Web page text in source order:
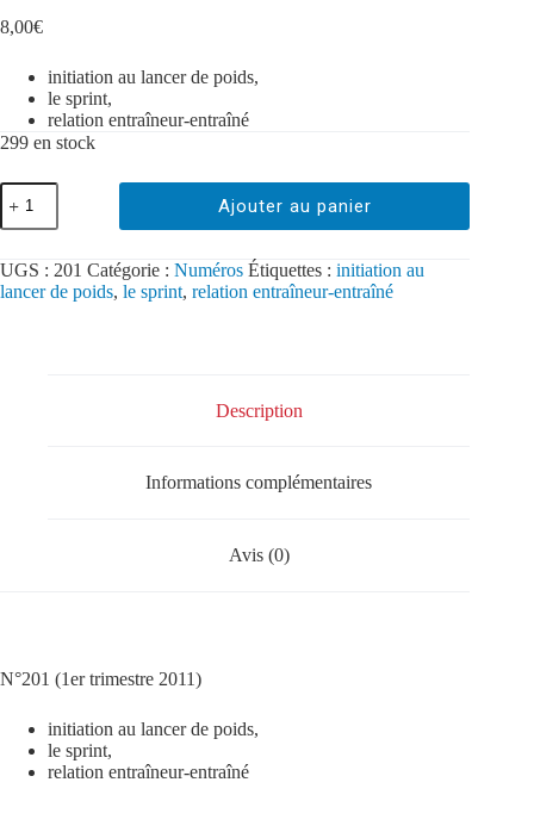
8,00€
initiation au lancer de poids,
le sprint,
relation entraîneur-entraîné
299 en stock
Ajouter au panier
UGS : 201 Catégorie : Numéros Étiquettes : initiation au
lancer de poids, le sprint, relation entraîneur-entraîné
Description
Informations complémentaires
Avis (0)
N°201 (1er trimestre 2011)
initiation au lancer de poids,
le sprint,
relation entraîneur-entraîné